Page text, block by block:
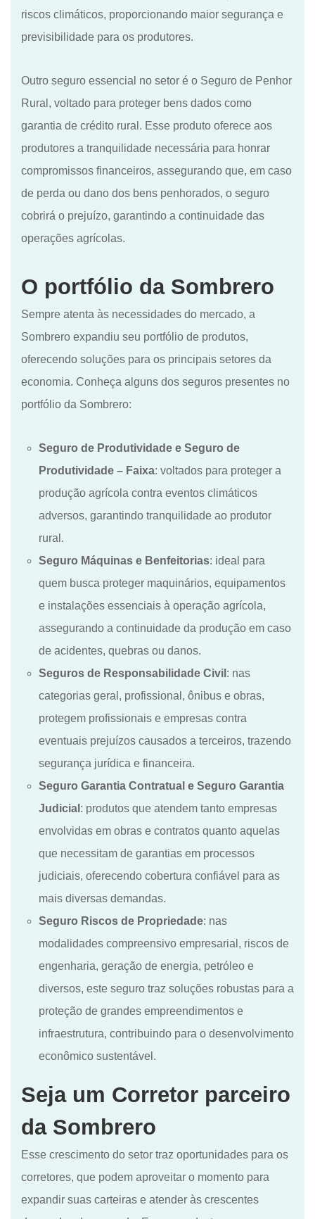
riscos climáticos, proporcionando maior segurança e
previsibilidade para os produtores.
Outro seguro essencial no setor é o Seguro de Penhor
Rural, voltado para proteger bens dados como
garantia de crédito rural. Esse produto oferece aos
produtores a tranquilidade necessária para honrar
compromissos financeiros, assegurando que, em caso
de perda ou dano dos bens penhorados, o seguro
cobrirá o prejuízo, garantindo a continuidade das
operações agrícolas.
O portfólio da Sombrero
Sempre atenta às necessidades do mercado, a
Sombrero expandiu seu portfólio de produtos,
oferecendo soluções para os principais setores da
economia. Conheça alguns dos seguros presentes no
portfólio da Sombrero:
Seguro de Produtividade e Seguro de
Produtividade – Faixa: voltados para proteger a
produção agrícola contra eventos climáticos
adversos, garantindo tranquilidade ao produtor
rural.
Seguro Máquinas e Benfeitorias: ideal para
quem busca proteger maquinários, equipamentos
e instalações essenciais à operação agrícola,
assegurando a continuidade da produção em caso
de acidentes, quebras ou danos.
Seguros de Responsabilidade Civil : nas
categorias geral, profissional, ônibus e obras,
protegem profissionais e empresas contra
eventuais prejuízos causados a terceiros, trazendo
segurança jurídica e financeira.
Seguro Garantia Contratual e Seguro Garantia
Judicial : produtos que atendem tanto empresas
envolvidas em obras e contratos quanto aquelas
que necessitam de garantias em processos
judiciais, oferecendo cobertura confiável para as
mais diversas demandas.
Seguro Riscos de Propriedade: nas
modalidades compreensivo empresarial, riscos de
engenharia, geração de energia, petróleo e
diversos, este seguro traz soluções robustas para a
proteção de grandes empreendimentos e
infraestrutura, contribuindo para o desenvolvimento
econômico sustentável.
Seja um Corretor parceiro
da Sombrero
Esse crescimento do setor traz oportunidades para os
corretores, que podem aproveitar o momento para
expandir suas carteiras e atender às crescentes